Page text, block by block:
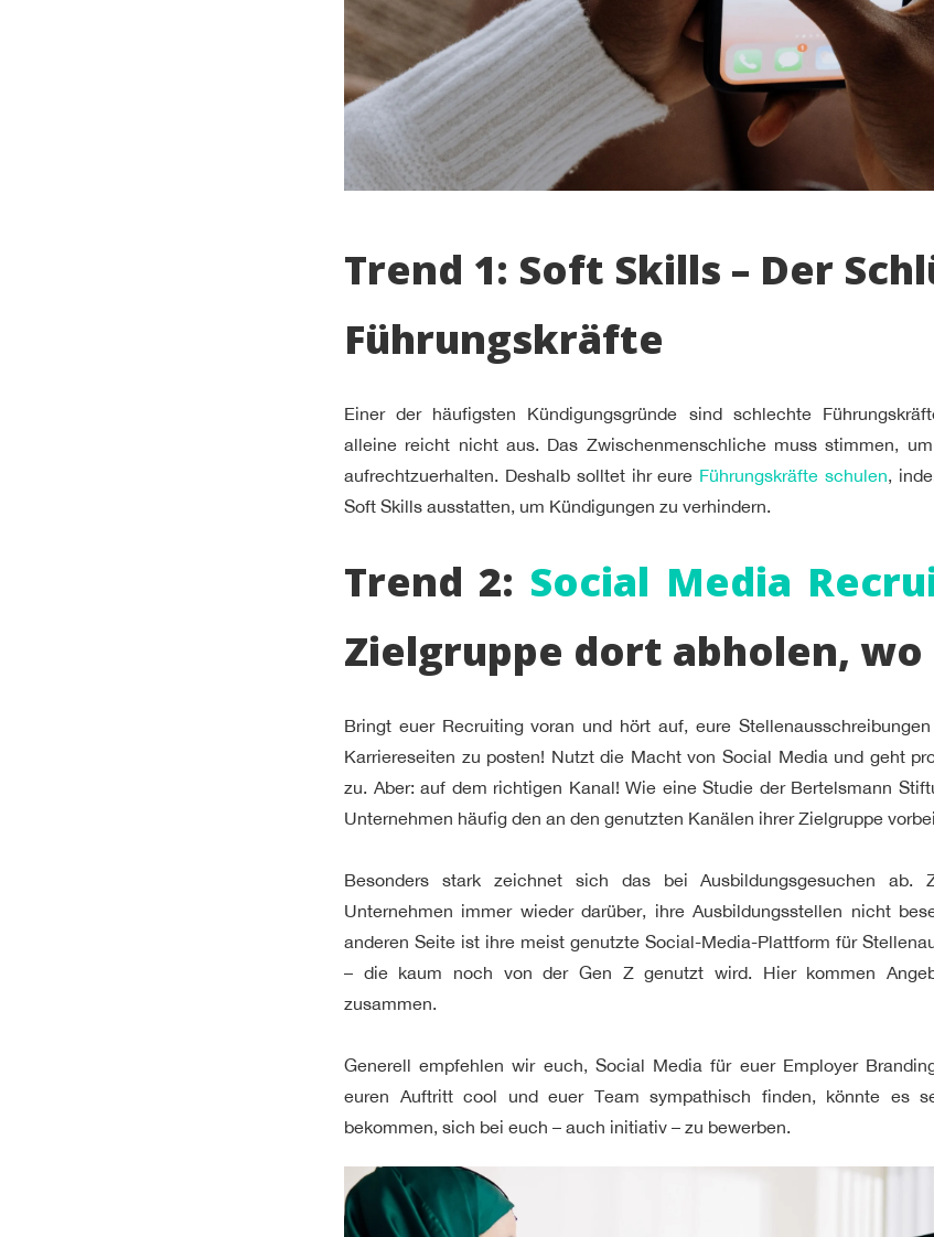
Trend 1: Soft Skills – Der
Führungskräfte
Einer der häufigsten Kündigungsgründe sind schlechte
alleine reicht nicht aus. Das Zwischenmenschliche muss stimmen,
aufrechtzuerhalten. Deshalb solltet ihr eure Führungskräfte schulen,
Soft Skills ausstatten, um Kündigungen zu verhindern.
Trend 2: Social Media
Zielgruppe dort abholen, wo
Bringt euer Recruiting voran und hört auf, eure
Karriereseiten zu posten! Nutzt die Macht von Social Media und geht
zu. Aber: auf dem richtigen Kanal! Wie eine Studie der Bertelsmann
Unternehmen häufig den an den genutzten Kanälen ihrer Zielgruppe
Besonders stark zeichnet sich das bei Ausbildungsgesuchen ab.
Unternehmen immer wieder darüber, ihre Ausbildungsstellen nicht
anderen Seite ist ihre meist genutzte Social-Media-Plattform für
– die kaum noch von der Gen Z genutzt wird. Hier kommen
zusammen.
Generell empfehlen wir euch, Social Media für euer Employer
euren Auftritt cool und euer Team sympathisch finden, könnte es
bekommen, sich bei euch – auch initiativ – zu bewerben.